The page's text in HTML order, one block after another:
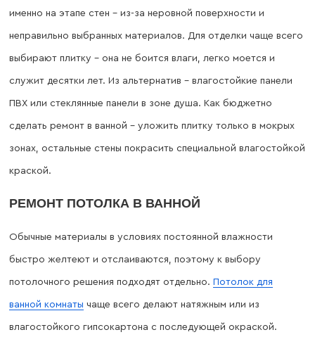
именно на этапе стен – из-за неровной поверхности и
неправильно выбранных материалов. Для отделки чаще всего
выбирают плитку – она не боится влаги, легко моется и
служит десятки лет. Из альтернатив – влагостойкие панели
ПВХ или стеклянные панели в зоне душа. Как бюджетно
сделать ремонт в ванной – уложить плитку только в мокрых
зонах, остальные стены покрасить специальной влагостойкой
краской.
РЕМОНТ ПОТОЛКА В ВАННОЙ
Обычные материалы в условиях постоянной влажности
быстро желтеют и отслаиваются, поэтому к выбору
потолочного решения подходят отдельно. Потолок для
ванной комнаты чаще всего делают натяжным или из
влагостойкого гипсокартона с последующей окраской.